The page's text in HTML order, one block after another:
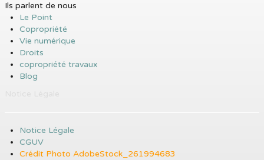
Ils parlent de nous
Le Point
Copropriété
Vie numérique
Droits
copropriété travaux
Blog
Notice Légale
CGUV
Crédit Photo AdobeStock_261994683